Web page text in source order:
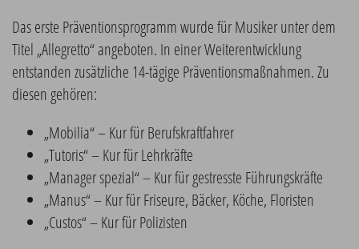
Das erste Präventionsprogramm wurde für Musiker unter dem
Titel „Allegretto“ angeboten. In einer Weiterentwicklung
entstanden zusätzliche 14-tägige Präventionsmaßnahmen. Zu
diesen gehören:
„Mobilia“ – Kur für Berufskraftfahrer
„Tutoris“ – Kur für Lehrkräfte
„Manager spezial“ – Kur für gestresste Führungskräfte
„Manus“ – Kur für Friseure, Bäcker, Köche, Floristen
„Custos“ – Kur für Polizisten